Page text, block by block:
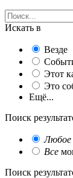
Искать в
Везде
Этот
Это
Ещё...
Поиск
Любое
Все
Поиск